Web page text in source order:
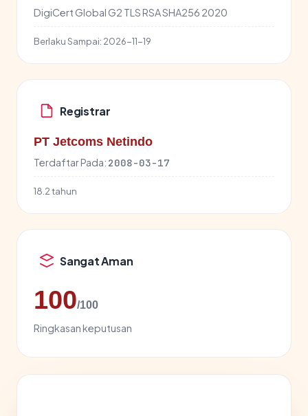
DigiCert Global G2 TLS RSA SHA256 2020
Berlaku Sampai: 2026-11-19
Registrar
PT Jetcoms Netindo
Terdaftar Pada: 2008-03-17
18.2 tahun
Sangat Aman
100/100
Ringkasan keputusan